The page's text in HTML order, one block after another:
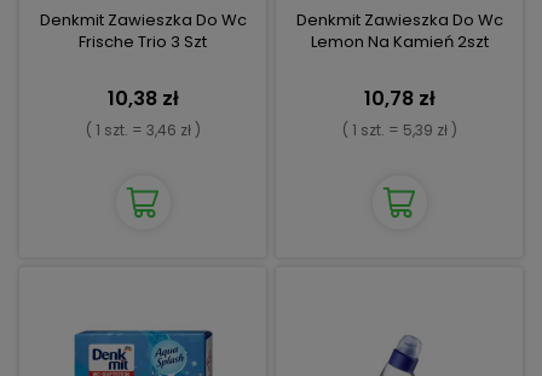
Denkmit Zawieszka Do Wc
Frische Trio 3 Szt
10,38 zł
( 1 szt. = 3,46 zł )
Denkmit Zawieszka Do Wc
Lemon Na Kamień 2szt
10,78 zł
( 1 szt. = 5,39 zł )